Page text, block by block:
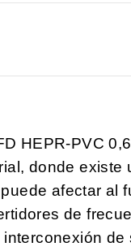
HEPR-PVC
donde
afectar al
de